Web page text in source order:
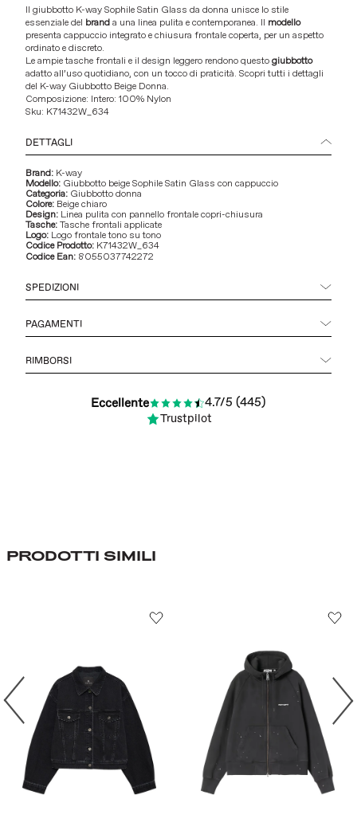
Il giubbotto K-way Sophile Satin Glass da donna unisce lo stile
essenziale del
brand a una linea pulita e contemporanea. Il modello
presenta cappuccio integrato e chiusura frontale coperta, per un aspetto
ordinato e discreto.
Le ampie tasche frontali e il design leggero rendono questo giubbotto
adatto all’uso quotidiano, con un tocco di praticità. Scopri tutti i dettagli
del K-way Giubbotto Beige Donna.
Composizione: Intero: 100% Nylon
Sku: K71432W_634
DETTAGLI
Brand: K-way
Modello: Giubbotto beige Sophile Satin Glass con cappuccio
Categoria: Giubbotto donna
Colore: Beige chiaro
Design: Linea pulita con pannello frontale copri-chiusura
Tasche: Tasche frontali applicate
Logo: Logo frontale tono su tono
Codice Prodotto: K71432W_634
Codice Ean: 8055037742272
SPEDIZIONI
PAGAMENTI
RIMBORSI
Eccellente 4.7/5 (445)
Trustpilot
PRODOTTI SIMILI